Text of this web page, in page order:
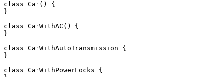
class Car() {
}
class CarWithAC() {
}
class CarWithAutoTransmission {
}
class CarWithPowerLocks {